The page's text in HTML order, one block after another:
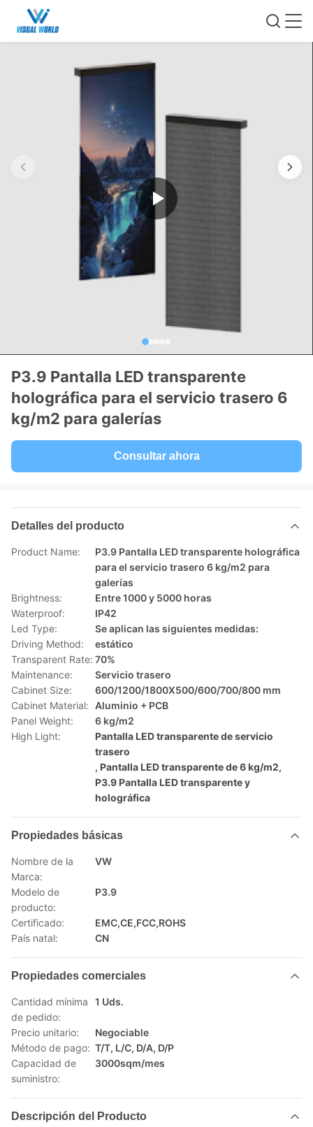
P3.9 Pantalla LED transparente
holográfica para el servicio trasero 6
kg/m2 para galerías
Consultar ahora
Detalles del producto
Product Name:
P3.9 Pantalla LED transparente holográfica
para el servicio trasero 6 kg/m2 para
galerías
Brightness:
Entre 1000 y 5000 horas
Waterproof:
IP42
Led Type:
Se aplican las siguientes medidas:
Driving Method:
estático
Transparent Rate: 70%
Maintenance:
Servicio trasero
Cabinet Size:
600/1200/1800X500/600/700/800 mm
Cabinet Material: Aluminio + PCB
Panel Weight:
6 kg/m2
High Light:
Pantalla LED transparente de servicio
trasero
, Pantalla LED transparente de 6 kg/m2,
P3.9 Pantalla LED transparente y
holográfica
Propiedades básicas
Nombre de la
Marca:
VW
Modelo de
producto:
P3.9
Certificado:
EMC,CE,FCC,ROHS
País natal:
CN
Propiedades comerciales
Cantidad mínima
de pedido:
1 Uds.
Precio unitario:
Negociable
Método de pago: T/T, L/C, D/A, D/P
Capacidad de
suministro:
3000sqm/mes
Descripción del Producto